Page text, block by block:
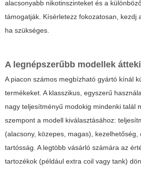
alacsonyabb nikotinszinteket és a
támogatják. Kísérletezz fokozatosan, kezdj
ha szükséges.
A legnépszerűbb modellek
A piacon számos megbízható gyártó kínál
termékeket. A klasszikus, egyszerű
nagy teljesítményű modokig mindenki talál
szempont a modell kiválasztásához:
(alacsony, közepes, magas),
tartósság. A legtöbb vásárló számára az
tartozékok (például extra coil vagy tank)